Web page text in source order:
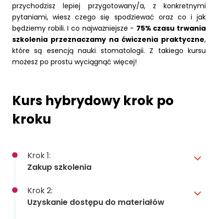
przychodzisz lepiej przygotowany/a, z konkretnymi
pytaniami, wiesz czego się spodziewać oraz co i jak
będziemy robili. I co najważniejsze - 75% czasu trwania
szkolenia przeznaczamy na ćwiczenia praktyczne,
które są esencją nauki stomatologii. Z takiego kursu
możesz po prostu wyciągnąć więcej!
Kurs hybrydowy krok po
kroku
Krok 1:
Zakup szkolenia
Krok 2:
Uzyskanie dostępu do materiałów